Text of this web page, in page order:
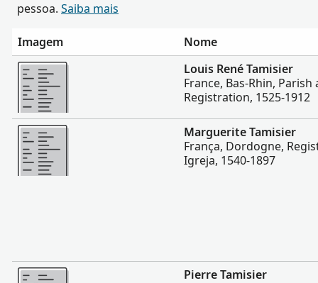
pessoa. Saiba mais
Imagem
Nome
Mais
Louis René Tamisier
France, Bas-Rhin, Parish
Registration, 1525-1912
Mais
Marguerite Tamisier
França, Dordogne,
Igreja, 1540-1897
Mais
Pierre Tamisier